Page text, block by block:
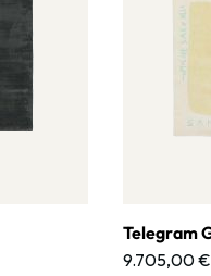
Telegram
9.705,00